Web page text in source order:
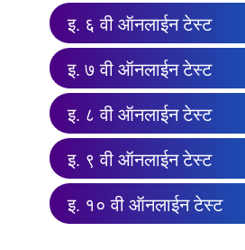
इ. ६ वी ऑनलाईन टेस्ट
इ. ७ वी ऑनलाईन टेस्ट
इ. ८ वी ऑनलाईन टेस्ट
इ. ९ वी ऑनलाईन टेस्ट
इ. १० वी ऑनलाईन टेस्ट